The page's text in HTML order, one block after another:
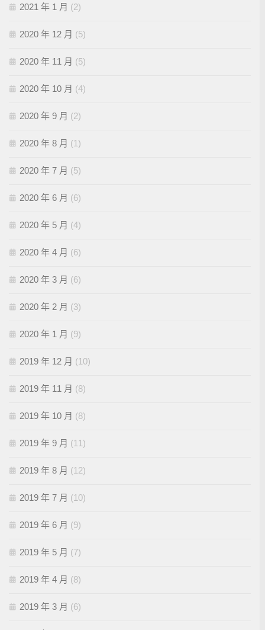
2021 年 1 月 (2)
2020 年 12 月 (5)
2020 年 11 月 (5)
2020 年 10 月 (4)
2020 年 9 月 (2)
2020 年 8 月 (1)
2020 年 7 月 (5)
2020 年 6 月 (6)
2020 年 5 月 (4)
2020 年 4 月 (6)
2020 年 3 月 (6)
2020 年 2 月 (3)
2020 年 1 月 (9)
2019 年 12 月 (10)
2019 年 11 月 (8)
2019 年 10 月 (8)
2019 年 9 月 (11)
2019 年 8 月 (12)
2019 年 7 月 (10)
2019 年 6 月 (9)
2019 年 5 月 (7)
2019 年 4 月 (8)
2019 年 3 月 (6)